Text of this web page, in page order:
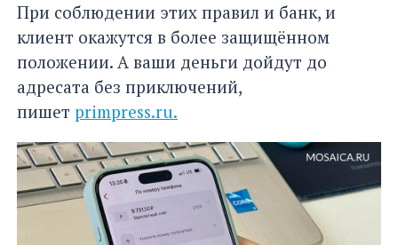
При соблюдении этих правил и банк, и
клиент окажутся в более защищённом
положении. А ваши деньги дойдут до
адресата без приключений,
пишет primpress.ru.